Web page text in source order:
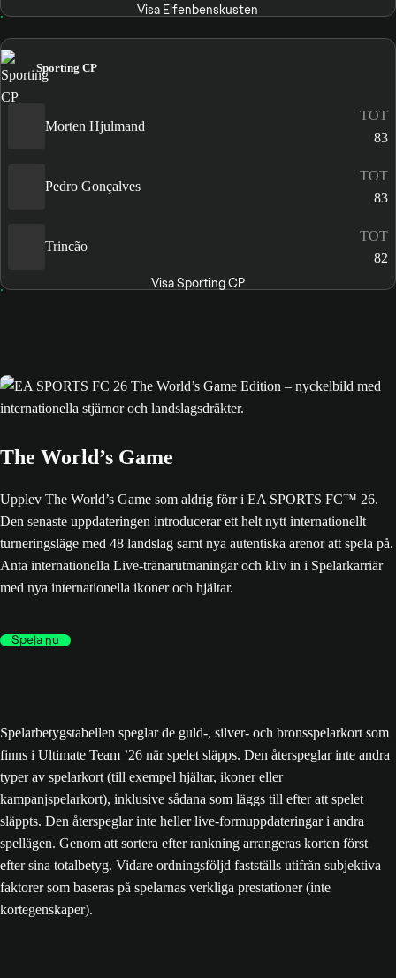
Visa Elfenbenskusten
Sporting CP
Morten Hjulmand
TOT
83
Pedro Gonçalves
TOT
83
Trincão
TOT
82
Visa Sporting CP
The World’s Game
Upplev The World’s Game som aldrig förr i EA SPORTS FC™ 26.
Den senaste uppdateringen introducerar ett helt nytt internationellt
turneringsläge med 48 landslag samt nya autentiska arenor att spela på.
Anta internationella Live-tränarutmaningar och kliv in i Spelarkarriär
med nya internationella ikoner och hjältar.
Spela nu
Spelarbetygstabellen speglar de guld-, silver- och bronsspelarkort som
finns i Ultimate Team ’26 när spelet släpps. Den återspeglar inte andra
typer av spelarkort (till exempel hjältar, ikoner eller
kampanjspelarkort), inklusive sådana som läggs till efter att spelet
släppts. Den återspeglar inte heller live-formuppdateringar i andra
spellägen. Genom att sortera efter rankning arrangeras korten först
efter sina totalbetyg. Vidare ordningsföljd fastställs utifrån subjektiva
faktorer som baseras på spelarnas verkliga prestationer (inte
kortegenskaper).